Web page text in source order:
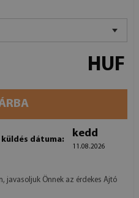
HUF
dátuma:
kedd
11.08.2026
javasoljuk Önnek az érdekes Ajtó